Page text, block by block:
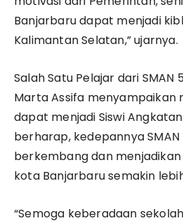
Banjarbaru dapat menjadi
Kalimantan Selatan,” ujarnya.
Salah Satu Pelajar dari SMAN
Marta Assifa menyampaikan
dapat menjadi Siswi
berharap, kedepannya
berkembang dan
kota Banjarbaru semakin
“Semoga keberadaan